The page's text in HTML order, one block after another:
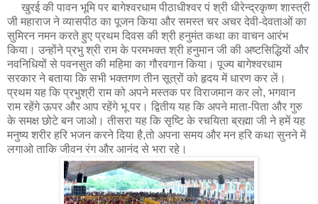
खुरई की पावन भूमि पर बागेश्वरधाम पीठाधीश्वर पं श्री धीरेन्द्रकृष्ण शास्त्री
जी महाराज ने व्यासपीठ का पूजन किया और समस्त चर अचर देवी-देवताओं का
सुमिरन नमन करते हुए प्रथम दिवस की श्री हनुमंत कथा का वाचन आरंभ
किया। उन्होंने प्रभु श्री राम के परमभक्त श्री हनुमान जी की अष्टसिद्धियों और
नवनिधियों से पवनसुत की महिमा का गौरवगान किया। पूज्य बागेश्वरधाम
सरकार ने बताया कि सभी भक्तगण तीन सूत्रों को हृदय में धारण कर लें।
प्रथम यह कि प्रभुश्री राम को अपने मस्तक पर विराजमान कर लो, भगवान
राम रहेंगे ऊपर और आप रहेंगे भू पर। द्वितीय यह कि अपने माता-पिता और गुरु
के समक्ष छोटे बन जाओ। तीसरा यह कि सृष्टि के रचयिता ब्रह्मा जी ने हमें यह
मनुष्य शरीर हरि भजन करने दिया है,तो अपना समय और मन हरि कथा सुनने में
लगाओ ताकि जीवन रंग और आनंद से भरा रहे।